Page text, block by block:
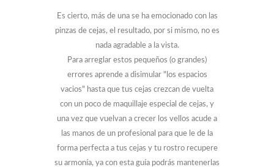
Es cierto, más de una se ha emocionado con las
pinzas de cejas, el resultado, por si mismo, no es
nada agradable a la vista.
Para arreglar estos pequeños (o grandes)
errores aprende a disimular "los espacios
vacios" hasta que tus cejas crezcan de vuelta
con un poco de maquillaje especial de cejas, y
una vez que vuelvan a crecer los vellos acude a
las manos de un profesional para que le de la
forma perfecta a tus cejas y tu rostro recupere
su armonía, ya con esta guía podrás mantenerlas